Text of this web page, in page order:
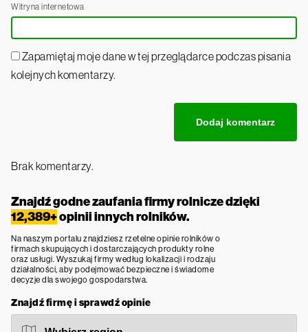
Witryna internetowa
Zapamiętaj moje dane w tej przeglądarce podczas pisania
kolejnych komentarzy.
Brak komentarzy.
Znajdź godne zaufania firmy rolnicze dzięki
12,389+opinii innych rolników.
Na naszym portalu znajdziesz rzetelne opinie rolników o
firmach skupujących i dostarczających produkty rolne
oraz usługi. Wyszukaj firmy według lokalizacji i rodzaju
działalności, aby podejmować bezpieczne i świadome
decyzje dla swojego gospodarstwa.
Znajdź firmę i sprawdź opinie